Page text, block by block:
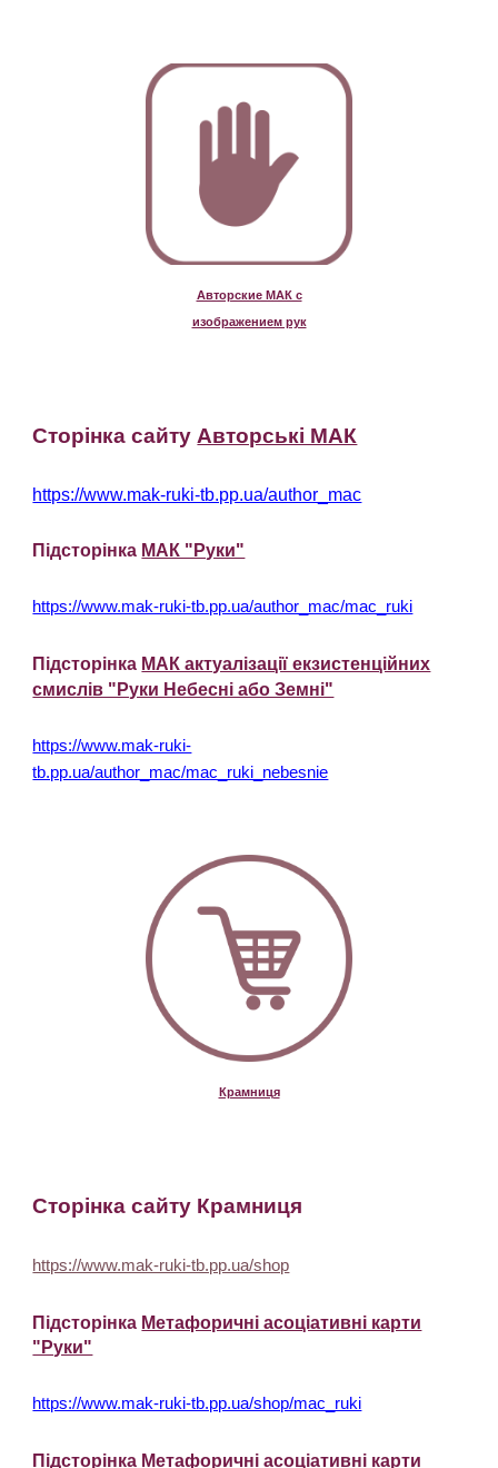
Авторские МАК с
изображением рук
Сторінка сайту Авторські МАК
https://www.mak-ruki-tb.pp.ua/author_mac
Підсторінка МАК "Руки"
https://www.mak-ruki-tb.pp.ua/author_mac/mac_ruki
Підсторінка МАК актуалізації екзистенційних
смислів "Руки Небесні або Земні"
https://www.mak-ruki-
tb.pp.ua/author_mac/mac_ruki_nebesnie
Крамниця
Сторінка сайту Крамниця
https://www.mak-ruki-tb.pp.ua/shop
Підсторінка Метафоричні асоціативні карти
"Руки"
https://www.mak-ruki-tb.pp.ua/shop/mac_ruki
П ідсторінка Метафоричні асоціативні карти